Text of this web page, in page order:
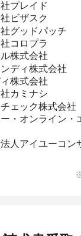
プレイド
ビザスク
グッドパッチ
コロプラ
株式会社
ディ株式会社
株式会社
カミナシ
ェック株式会社
・オンライン・
人アイユーコン